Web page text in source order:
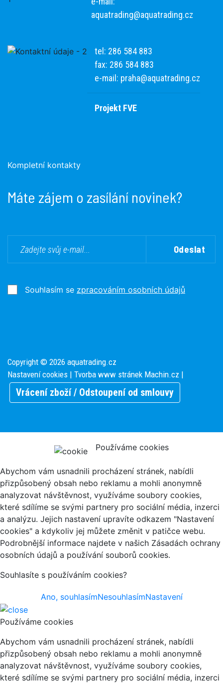
aquatrading@aquatrading.cz
tel: 286 584 883
fax: 286 584 883
e-mail: praha@aquatrading.cz
Projekt FVE
Kompletní kontakty
Máte zájem o zasílání novinek?
Souhlasím se zpracováním osobních údajů
Odeslat
Copyright © 2026 aquatrading.cz
Nastavení cookies | Tvorba www stránek Machin.cz |
Vrácení zboží / Odstoupení od smlouvy
Používáme cookies
Abychom vám usnadnili procházení stránek, nabídli
přizpůsobený obsah nebo reklamu a mohli anonymně
analyzovat návštěvnost, využíváme soubory cookies,
které sdílíme se svými partnery pro sociální média, inzerci
a analýzu. Jejich nastavení upravíte odkazem "Nastavení
cookies" a kdykoliv jej můžete změnit v patičce webu.
Podrobnější informace najdete v našich Zásadách ochrany
osobních údajů a používání souborů cookies.
Souhlasíte s používáním cookies?
Ano, souhlasímNesouhlasímNastavení
Používáme cookies
Abychom vám usnadnili procházení stránek, nabídli
přizpůsobený obsah nebo reklamu a mohli anonymně
analyzovat návštěvnost, využíváme soubory cookies,
které sdílíme se svými partnery pro sociální média, inzerci